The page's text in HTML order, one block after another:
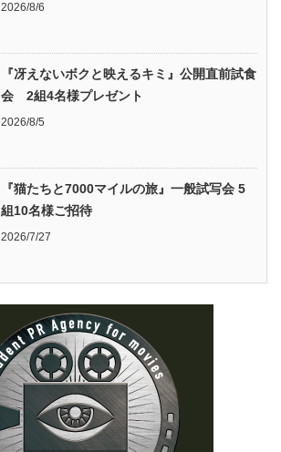
2026/8/6
『冴えないボクと映えるキミ』公開直前試食
会 2組4名様プレゼント
2026/8/5
『猫たちと7000マイルの旅』一般試写会 5
組10名様ご招待
2026/7/27